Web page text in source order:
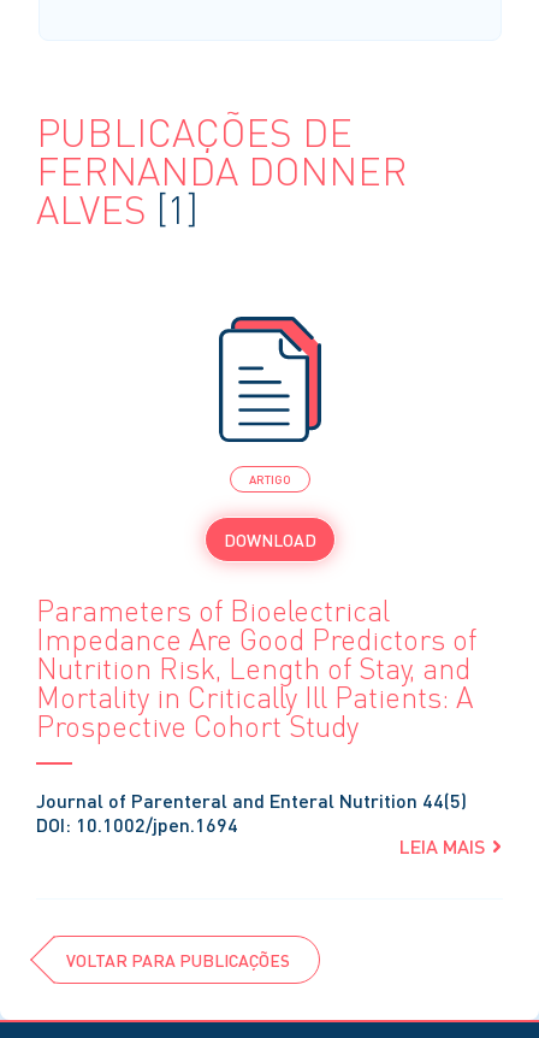
PUBLICAÇÕES DE
FERNANDA DONNER
ALVES [1]
ARTIGO
DOWNLOAD
Parameters of Bioelectrical
Impedance Are Good Predictors of
Nutrition Risk, Length of Stay, and
Mortality in Critically Ill Patients: A
Prospective Cohort Study
Journal of Parenteral and Enteral Nutrition 44(5)
DOI: 10.1002/jpen.1694
LEIA MAIS
VOLTAR PARA PUBLICAÇÕES